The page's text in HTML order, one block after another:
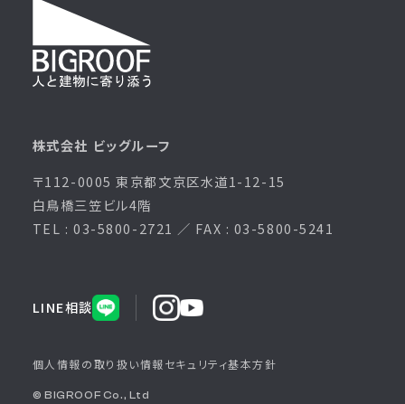
株式会社 ビッグルーフ
〒112-0005 東京都文京区水道1-12-15
白鳥橋三笠ビル4階
TEL : 03-5800-2721 ／ FAX : 03-5800-5241
LINE相談
個人情報の取り扱い情報セキュリティ基本方針
© BIGROOF Co., Ltd